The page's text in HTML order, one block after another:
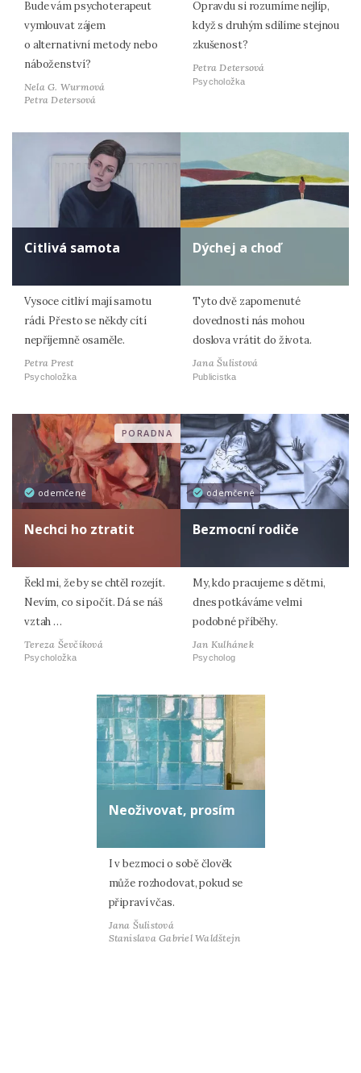
Bude vám psychoterapeut
vymlouvat zájem
o alternativní metody nebo
náboženství?
Nela G. Wurmová
Petra Detersová
Opravdu si rozumíme nejlíp,
když s druhým sdílíme stejnou
zkušenost?
Petra Detersová
Psycholožka
Citlivá samota
Vysoce citliví mají samotu
rádi. Přesto se někdy cítí
nepříjemně osaměle.
Petra Prest
Psycholožka
Dýchej a choď
Tyto dvě zapomenuté
dovednosti nás mohou
doslova vrátit do života.
Jana Šulistová
Publicistka
odemčené
PORADNA
Nechci ho ztratit
Řekl mi, že by se chtěl rozejít.
Nevím, co si počít. Dá se náš
vztah …
Tereza Ševčíková
Psycholožka
odemčené
Bezmocní rodiče
My, kdo pracujeme s dětmi,
dnes potkáváme velmi
podobné příběhy.
Jan Kulhánek
Psycholog
Neoživovat, prosím
I v bezmoci o sobě člověk
může rozhodovat, pokud se
připraví včas.
Jana Šulistová
Stanislava Gabriel Waldštejn